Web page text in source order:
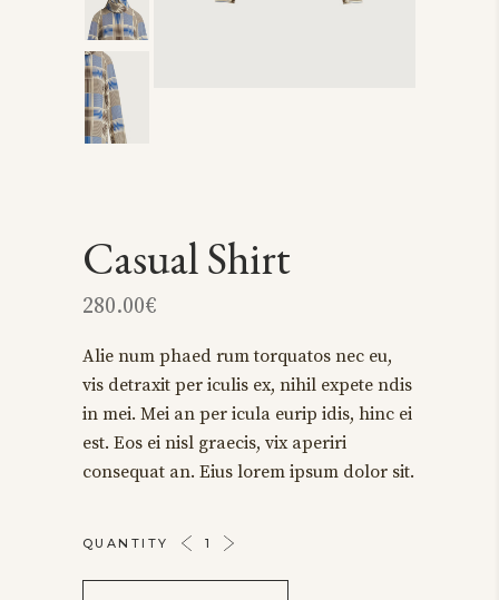
Casual Shirt
280.00€
Alie num phaed rum torquatos nec eu,
vis detraxit per iculis ex, nihil expete ndis
in mei. Mei an per icula eurip idis, hinc ei
est. Eos ei nisl graecis, vix aperiri
consequat an. Eius lorem ipsum dolor sit.
CASUAL
QUANTITY